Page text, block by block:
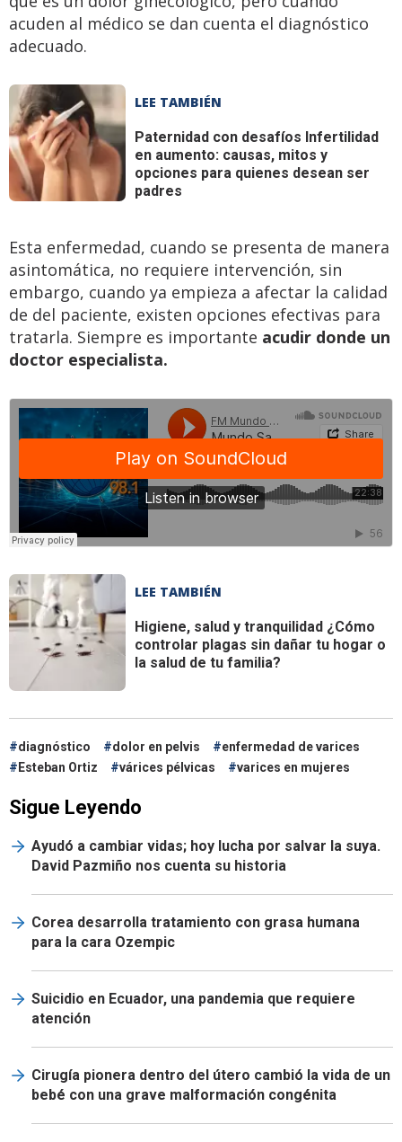
acuden al médico se dan cuenta el diagnóstico
adecuado.
LEE TAMBIÉN
Paternidad con desafíos Infertilidad
en aumento: causas, mitos y
opciones para quienes desean ser
padres
Esta enfermedad, cuando se presenta de manera
asintomática, no requiere intervención, sin
embargo, cuando ya empieza a afectar la calidad
de del paciente, existen opciones efectivas para
tratarla. Siempre es importante acudir donde un
doctor especialista.
LEE TAMBIÉN
Higiene, salud y tranquilidad ¿Cómo
controlar plagas sin dañar tu hogar o
la salud de tu familia?
diagnóstico dolor en pelvis
enfermedad de varices
Esteban Ortiz
várices pélvicas varices en mujeres
Sigue Leyendo
Ayudó a cambiar vidas; hoy lucha por salvar la suya.
David Pazmiño nos cuenta su historia
Corea desarrolla tratamiento con grasa humana
para la cara Ozempic
Suicidio en Ecuador, una pandemia que requiere
atención
Cirugía pionera dentro del útero cambió la vida de un
bebé con una grave malformación congénita